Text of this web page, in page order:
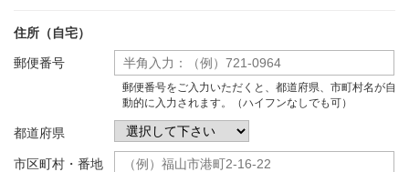
住所（自宅）
郵便番号
郵便番号をご入力いただくと、都道府県、市町村名が自
動的に入力されます。（ハイフンなしでも可）
都道府県
市区町村・番地